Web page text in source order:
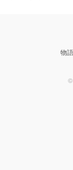
物
©